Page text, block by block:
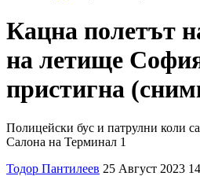
Кацна полетът
на летище
пристигна
Полицейски бус и патрулни коли
Салона на Терминал 1
Тодор Пантилеев 25 Август 2023